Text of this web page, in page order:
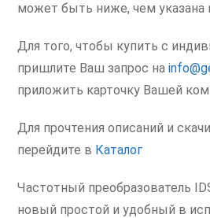
может быть ниже, чем указана
Для того, чтобы купить с
пришлите Ваш запрос на
приложить карточку Вашей
Для прочтения описаний и
перейдите в Каталог
Частотный преобразователь
новый простой и удобный в